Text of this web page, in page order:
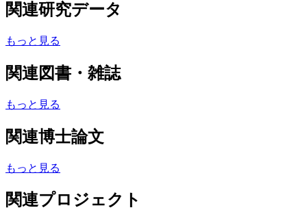
関連研究データ
もっと見る
関連図書・雑誌
もっと見る
関連博士論文
もっと見る
関連プロジェクト